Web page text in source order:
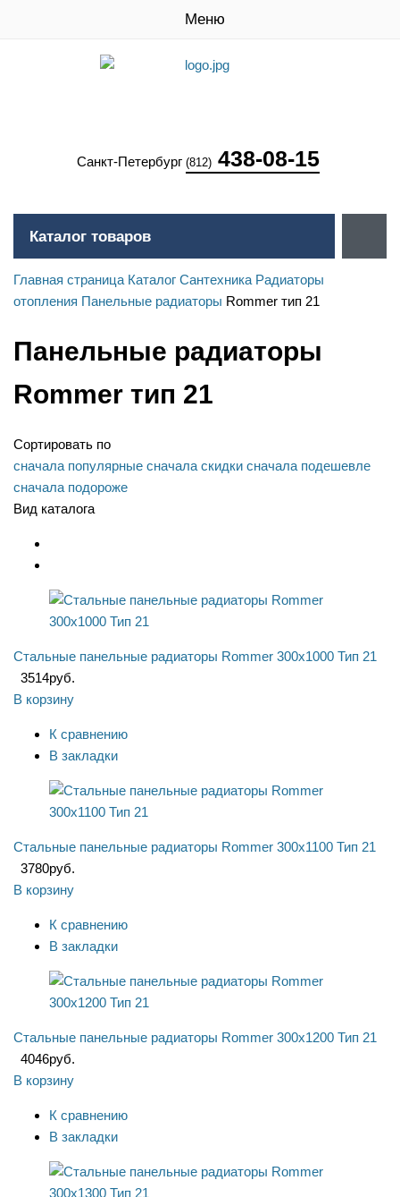
Меню
Санкт-Петербург (812) 438-08-15
Каталог товаров
Главная страница Каталог Сантехника Радиаторы
отопления Панельные радиаторы Rommer тип 21
Панельные радиаторы
Rommer тип 21
Сортировать по
сначала популярные сначала скидки сначала подешевле
сначала подороже
Вид каталога
Стальные панельные радиаторы Rommer 300x1000 Тип 21
3514руб.
В корзину
К сравнению
В закладки
Стальные панельные радиаторы Rommer 300x1100 Тип 21
3780руб.
В корзину
К сравнению
В закладки
Стальные панельные радиаторы Rommer 300x1200 Тип 21
4046руб.
В корзину
К сравнению
В закладки